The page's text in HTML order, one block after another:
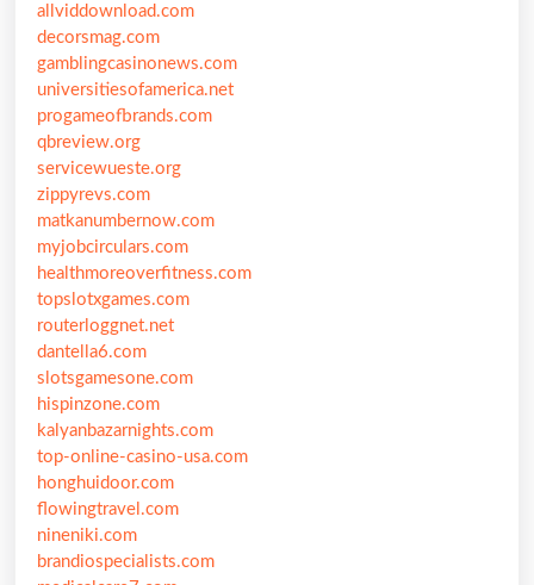
allviddownload.com
decorsmag.com
gamblingcasinonews.com
universitiesofamerica.net
progameofbrands.com
qbreview.org
servicewueste.org
zippyrevs.com
matkanumbernow.com
myjobcirculars.com
healthmoreoverfitness.com
topslotxgames.com
routerloggnet.net
dantella6.com
slotsgamesone.com
hispinzone.com
kalyanbazarnights.com
top-online-casino-usa.com
honghuidoor.com
flowingtravel.com
nineniki.com
brandiospecialists.com